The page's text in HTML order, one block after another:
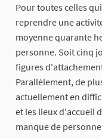
Pour toutes celles
reprendre une
moyenne quarante
personne. Soit cinq
figures
Parallèlement, de
actuellement en
et les lieux d'accueil
manque de